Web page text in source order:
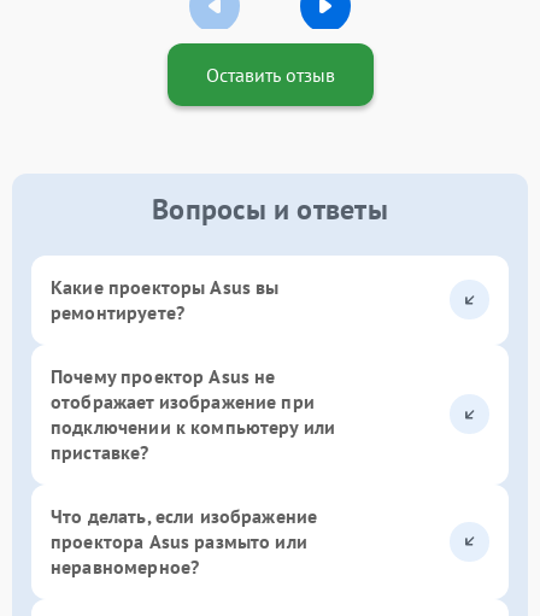
Оставить отзыв
Вопросы и ответы
Какие проекторы Asus вы
ремонтируете?
Почему проектор Asus не
отображает изображение при
подключении к компьютеру или
приставке?
Что делать, если изображение
проектора Asus размыто или
неравномерное?